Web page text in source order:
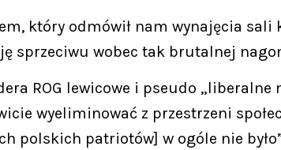
który odmówił nam wynajęcia
sprzeciwu wobec tak brutalnej
ROG lewicowe i pseudo
wyeliminować z przestrzeni
polskich patriotów] w ogóle nie